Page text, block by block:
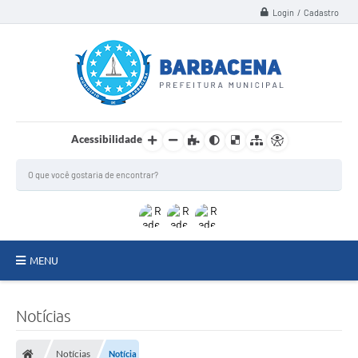
Login / Cadastro
Acessibilidade
MENU
Notícias
Notícias Notícia